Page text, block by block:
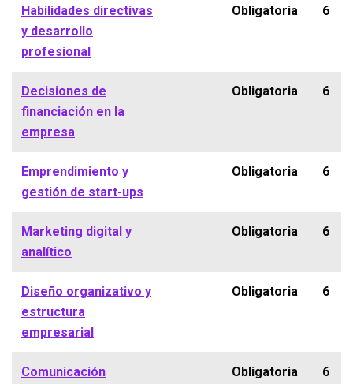
Habilidades directivas
y desarrollo
profesional
Obligatoria 6
Decisiones de
financiación en la
empresa
Obligatoria 6
Emprendimiento y
gestión de start-ups
Obligatoria 6
Marketing digital y
analítico
Obligatoria 6
Diseño organizativo y
estructura
empresarial
Obligatoria 6
Comunicación
Obligatoria 6